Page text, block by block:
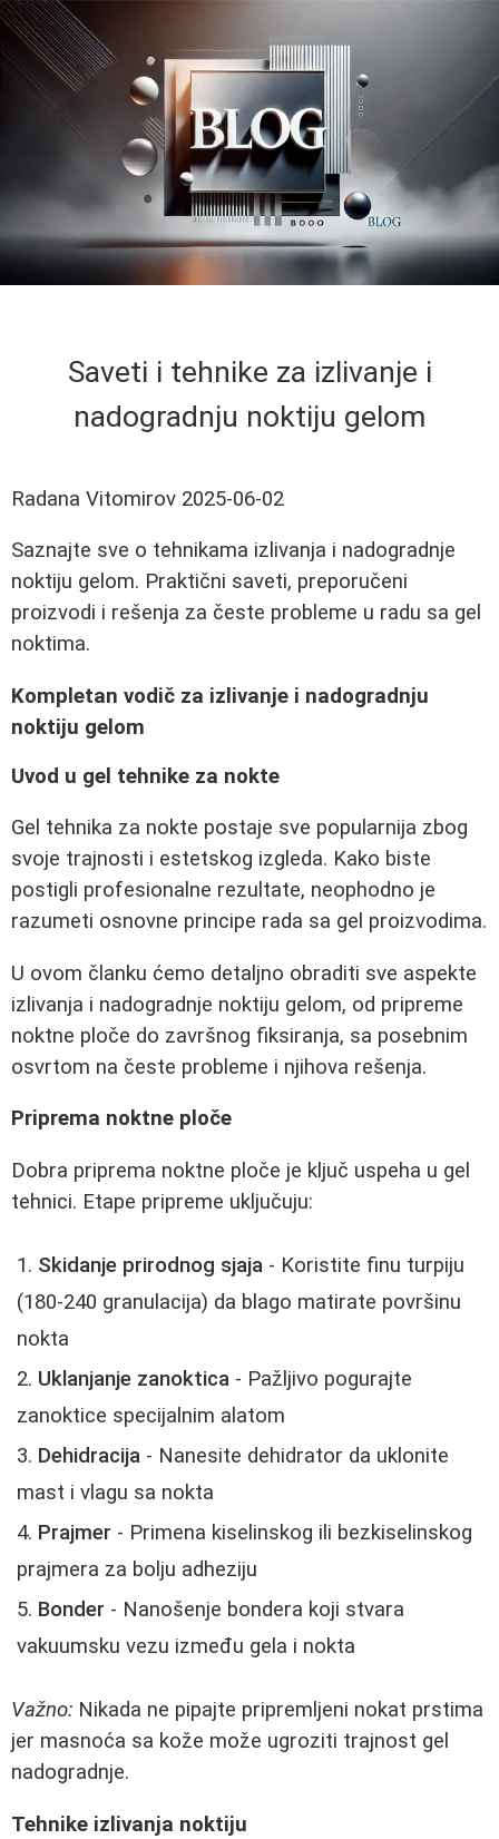
Saveti i tehnike za izlivanje i
nadogradnju noktiju gelom
Radana Vitomirov 2025-06-02
Saznajte sve o tehnikama izlivanja i nadogradnje
noktiju gelom. Praktični saveti, preporučeni
proizvodi i rešenja za česte probleme u radu sa gel
noktima.
Kompletan vodič za izlivanje i nadogradnju
noktiju gelom
Uvod u gel tehnike za nokte
Gel tehnika za nokte postaje sve popularnija zbog
svoje trajnosti i estetskog izgleda. Kako biste
postigli profesionalne rezultate, neophodno je
razumeti osnovne principe rada sa gel proizvodima.
U ovom članku ćemo detaljno obraditi sve aspekte
izlivanja i nadogradnje noktiju gelom, od pripreme
noktne ploče do završnog fiksiranja, sa posebnim
osvrtom na česte probleme i njihova rešenja.
Priprema noktne ploče
Dobra priprema noktne ploče je ključ uspeha u gel
tehnici. Etape pripreme uključuju:
Skidanje prirodnog sjaja - Koristite finu turpiju
(180-240 granulacija) da blago matirate površinu
nokta
Uklanjanje zanoktica - Pažljivo pogurajte
zanoktice specijalnim alatom
Dehidracija - Nanesite dehidrator da uklonite
mast i vlagu sa nokta
Prajmer - Primena kiselinskog ili bezkiselinskog
prajmera za bolju adheziju
Bonder - Nanošenje bondera koji stvara
vakuumsku vezu između gela i nokta
Važno: Nikada ne pipajte pripremljeni nokat prstima
jer masnoća sa kože može ugroziti trajnost gel
nadogradnje.
Tehnike izlivanja noktiju